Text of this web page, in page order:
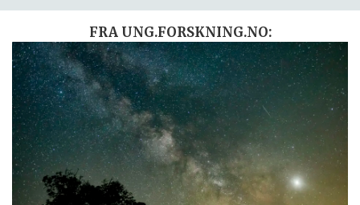
FRA UNG.FORSKNING.NO: